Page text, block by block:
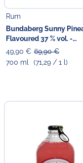
Rum
Bundaberg Sunny
Flavoured 37 % vol. -
Spirituose auf Rum-
49,90 € 69,90 €
700 ml
(71,29 / 1 l)